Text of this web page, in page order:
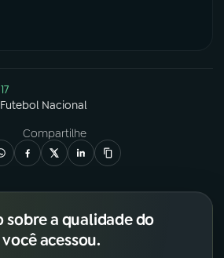
Futebol Nacional
Compartilhe
sobre a qualidade do
acessou.